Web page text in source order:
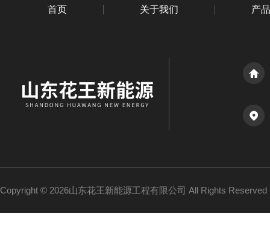
首页 关于我们 产
Copyright © 2026山东花王新能源工程有限公司 All Rights